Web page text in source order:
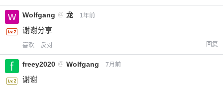
Wolfgang @ 龙 1年前
谢谢分享
喜欢 反对 回复
freey2020 @ Wolfgang 7月前
谢谢